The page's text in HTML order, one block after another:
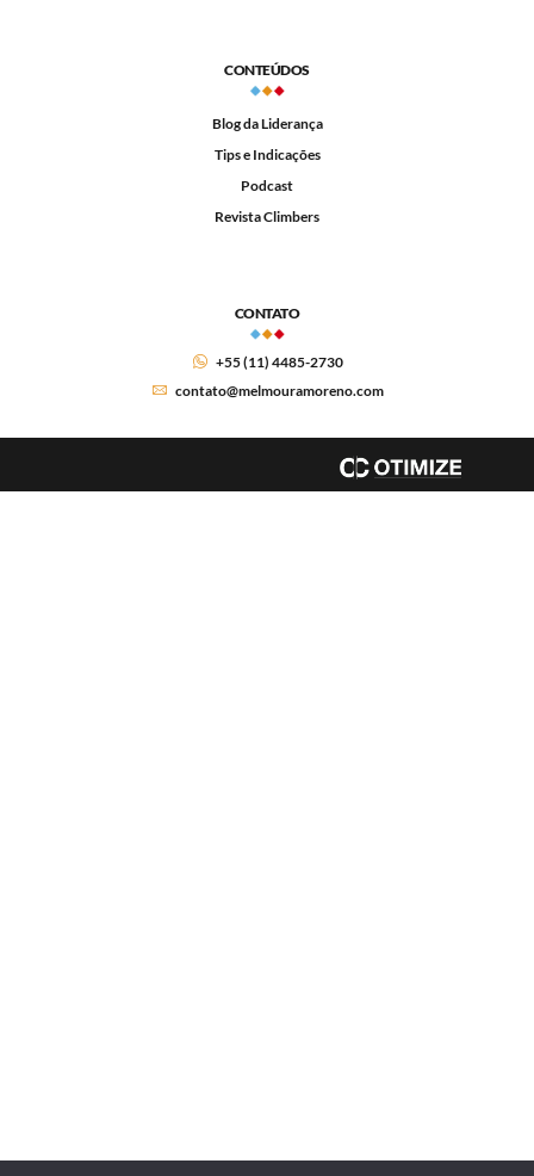
CONTEÚDOS
Blog da Liderança
Tips e Indicações
Podcast
Revista Climbers
CONTATO
+55 (11) 4485-2730
contato@melmouramoreno.com